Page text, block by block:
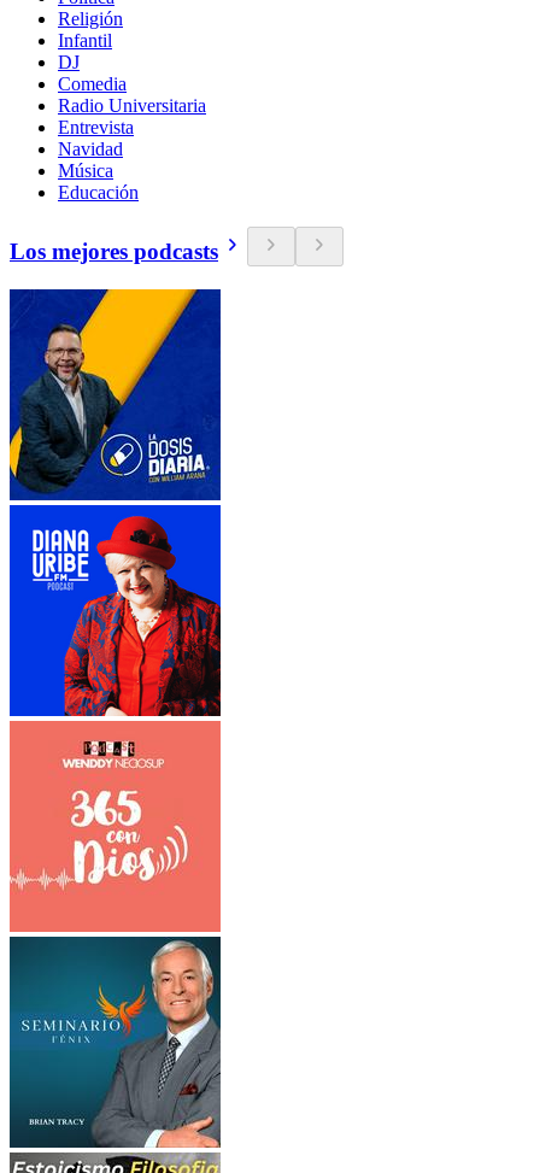
Religión
Infantil
DJ
Comedia
Radio Universitaria
Entrevista
Navidad
Música
Educación
Los mejores podcasts